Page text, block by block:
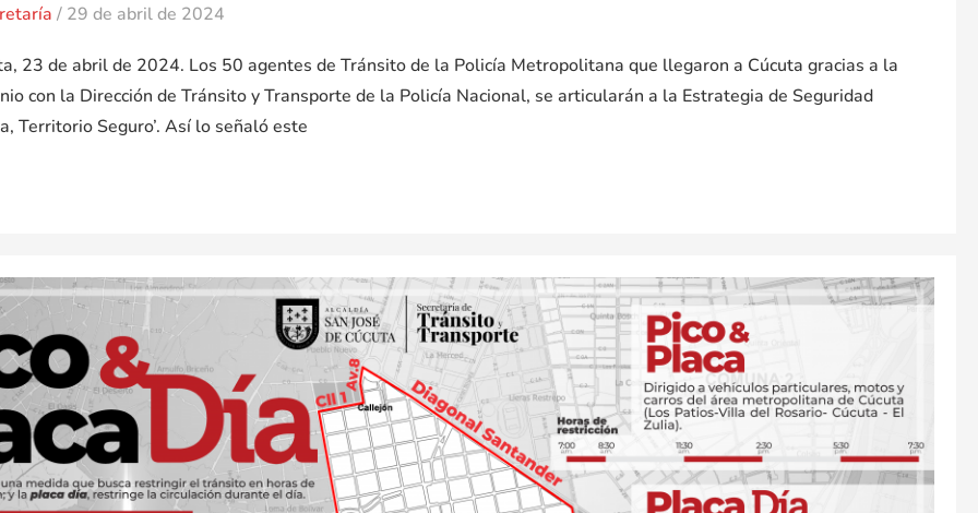
/ 29 de abril de 2024
23 de abril de 2024. Los 50 agentes de Tránsito de la Policía Metropolitana que llegaron a Cúcuta gracias a la
con la Dirección de Tránsito y Transporte de la Policía Nacional, se articularán a la Estrategia de Seguridad
Territorio Seguro’. Así lo señaló este